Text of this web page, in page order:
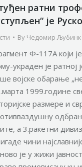
ратни
је
By Чедомир
Ф-117А који
украден је
војске обарање
1999.године
размере и
а 3.ракетни
чини
је у жижи